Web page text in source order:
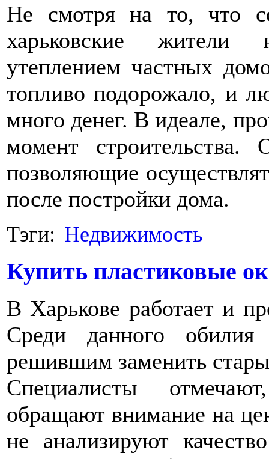
Не смотря на то, что
харьковские жители
утеплением частных
топливо подорожало, и
много денег. В идеале,
момент
позволяющие
после постройки дома.
Тэги: Недвижимость
Купить пластиковые
В Харькове работает и
Среди данного обилия
решившим заменить
Специалисты
обращают внимание на
не анализируют